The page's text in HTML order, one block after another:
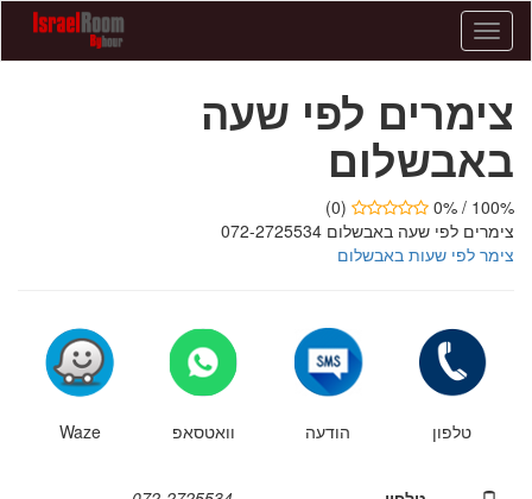
צימרים
לפי
באבשלום
072-
2725534
-
צימרים
לפי
צימרים לפי שעה
באבשלום
100% / 0%
(0)
צימרים לפי שעה באבשלום 072-2725534
צימר לפי שעות באבשלום
טלפון הודעה וואטסאפ Waze